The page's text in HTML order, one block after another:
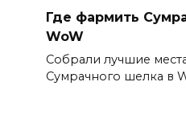
Где фармить
WoW
Собрали лучшие
Сумрачного шелка в